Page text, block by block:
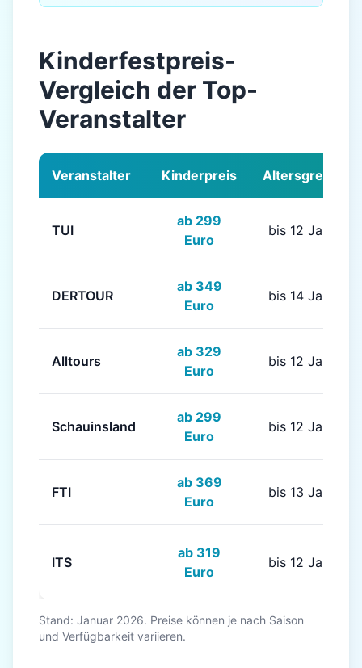
Kinderfestpreis-
Vergleich der Top-
Veranstalter
Veranstalter Kinderpreis Altersgrenze
TUI
ab 299
Euro
bis 12 Jahre
DERTOUR
ab 349
Euro
bis 14 Jahre
Alltours
ab 329
Euro
bis 12 Jahre
Schauinsland
ab 299
Euro
bis 12 Jahre
FTI
ab 369
Euro
bis 13 Jahre
ITS
ab 319
Euro
bis 12 Jahre
Stand: Januar 2026. Preise können je nach Saison
und Verfügbarkeit variieren.